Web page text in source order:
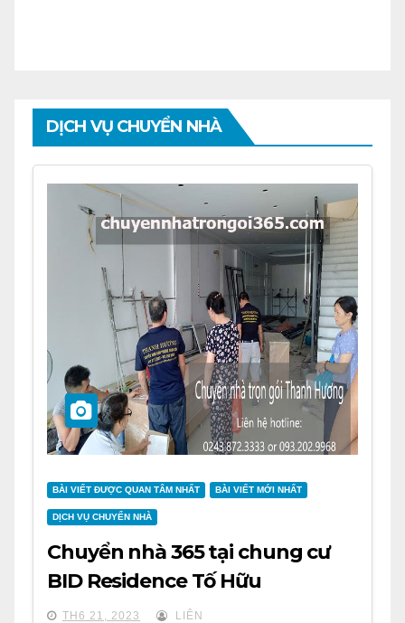
DỊCH VỤ CHUYỂN NHÀ
BÀI VIẾT ĐƯỢC QUAN TÂM NHẤT BÀI VIẾT MỚI NHẤT
DỊCH VỤ CHUYỂN NHÀ
Chuyển nhà 365 tại chung cư
BID Residence Tố Hữu
TH6 21, 2023 LIÊN